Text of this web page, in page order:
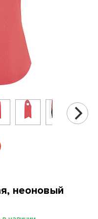
неоновый